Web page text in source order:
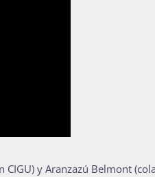
y Aranzazú Belmont